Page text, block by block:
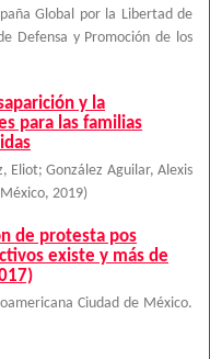
Global por la Libertad de
Defensa y Promoción de los
y la
para las familias
Eliot; González Aguilar, Alexis
, 2019)
de protesta pos
existe y más de
Ciudad de México.